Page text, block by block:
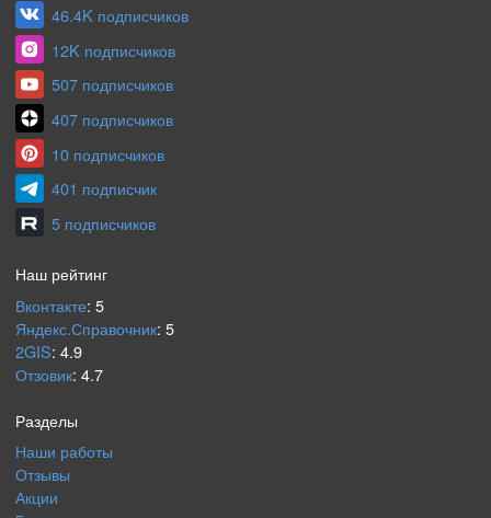
46.4K подписчиков
12K подписчиков
507 подписчиков
407 подписчиков
10 подписчиков
401 подписчик
5 подписчиков
Наш рейтинг
Вконтакте:5
Яндекс.Справочник:5
2GIS:4.9
Отзовик:4.7
Разделы
Наши работы
Отзывы
Акции